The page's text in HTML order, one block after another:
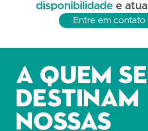
disponibilidadee atual
Entre em contato
A quem se
destinam
nossas